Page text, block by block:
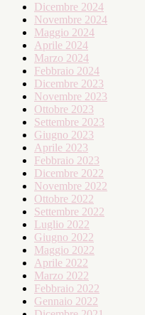
Dicembre 2024
Novembre 2024
Maggio 2024
Aprile 2024
Marzo 2024
Febbraio 2024
Dicembre 2023
Novembre 2023
Ottobre 2023
Settembre 2023
Giugno 2023
Aprile 2023
Febbraio 2023
Dicembre 2022
Novembre 2022
Ottobre 2022
Settembre 2022
Luglio 2022
Giugno 2022
Maggio 2022
Aprile 2022
Marzo 2022
Febbraio 2022
Gennaio 2022